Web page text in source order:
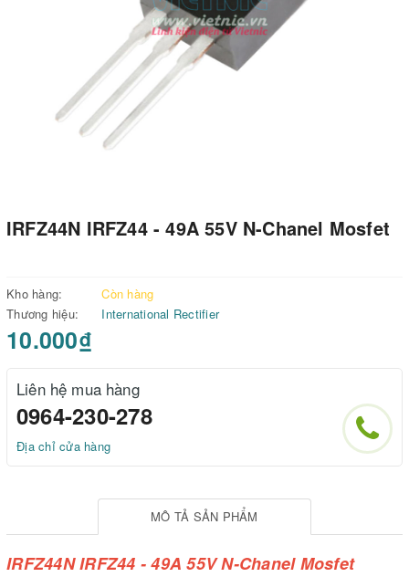
IRFZ44N IRFZ44 - 49A 55V N-Chanel Mosfet
Kho hàng:
Còn hàng
Thương hiệu:
International Rectifier
10.000₫
Liên hệ mua hàng
0964-230-278
Địa chỉ cửa hàng
MÔ TẢ SẢN PHẨM
IRFZ44N IRFZ44 - 49A 55V N-Chanel Mosfet